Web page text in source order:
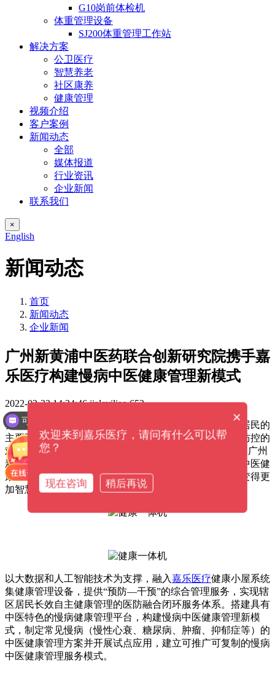
G10岗前体检机
体重管理设备
SJ200体重管理工作站
解决方案
公卫医疗
智慧养老
社区康养
健康管理
视频介绍
客户案例
新闻动态
全部
媒体报道
行业资讯
企业新闻
联系我们
×
English
新闻动态
首页
新闻动态
企业新闻
广州新黄浦中医药联合创新研究院携手嘉
乐医疗构建慢病中医健康管理新模式
2022-02-22 14:34:46 jialeyiliao 653
我国慢病防控形势非常严峻。数据显示，慢病成为中国居民的
主要死亡原因，患病率呈上升趋势。如何破解居民慢病防控的
难题，推进“以治病为中心”向“以人民健康为中心”转变，广州
新黄浦中医药联合创新研究院建立可推广可复制的慢病中医健
康管理服务模式，引进健康小屋智能设备，让慢病管理变得更
加智慧。
以大数据和人工智能技术为支撑，融入嘉乐医疗健康小屋系统
集健康管理设备，提供“预防—干预”的综合管理服务，实现辖
区居民长效自主健康管理的医防融合闭环服务体系。搭建具有
中医特色的慢病健康管理平台，构建慢病中医健康管理新模
式，制定常见慢病（慢性心衰、糖尿病、肿瘤、抑郁症等）的
中医健康管理方案并开展试点应用，建立可推广可复制的慢病
中医健康管理服务模式。
×
欢迎来到嘉乐医疗，请问有什么可以帮
您？
现在咨询 稍后再说